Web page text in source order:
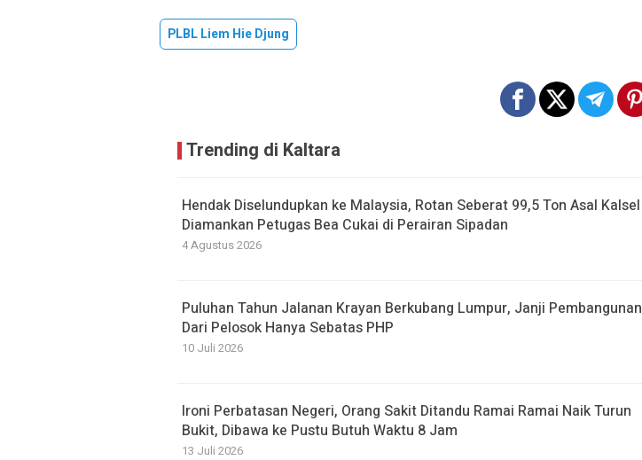
PLBL Liem Hie Djung
Trending di Kaltara
Hendak Diselundupkan ke Malaysia, Rotan Seberat 99,5 Ton Asal Kalsel
Diamankan Petugas Bea Cukai di Perairan Sipadan
4 Agustus 2026
Puluhan Tahun Jalanan Krayan Berkubang Lumpur, Janji Pembangunan
Dari Pelosok Hanya Sebatas PHP
10 Juli 2026
Ironi Perbatasan Negeri, Orang Sakit Ditandu Ramai Ramai Naik Turun
Bukit, Dibawa ke Pustu Butuh Waktu 8 Jam
13 Juli 2026